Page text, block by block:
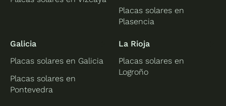
Placas solares en
Plasencia
Galicia
Placas solares en Galicia
Placas solares en
Pontevedra
La Rioja
Placas solares en
Logroño